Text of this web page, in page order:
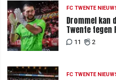
FC TWENTE
Drommel kan
Twente tegen
11 2
FC TWENTE